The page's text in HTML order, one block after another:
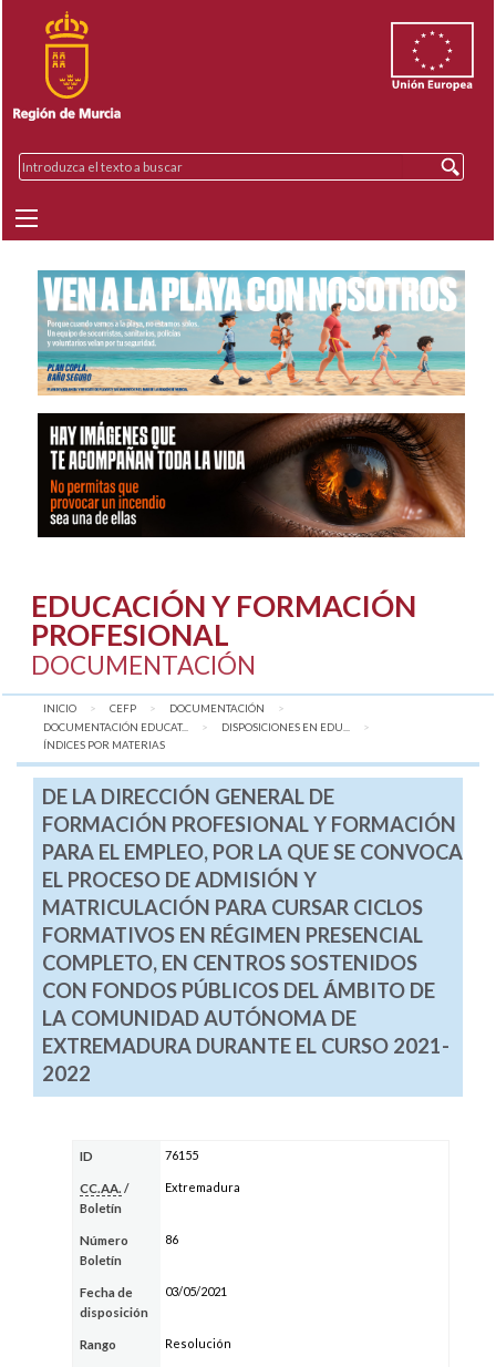
EDUCACIÓN Y FORMACIÓN
PROFESIONAL
DOCUMENTACIÓN
INICIO CEFP
DOCUMENTACIÓN
DOCUMENTACIÓN EDUCAT...
DISPOSICIONES EN EDU...
AQUÍ:
ÍNDICES POR MATERIAS
DE LA DIRECCIÓN GENERAL DE
FORMACIÓN PROFESIONAL Y FORMACIÓN
PARA EL EMPLEO, POR LA QUE SE CONVOCA
EL PROCESO DE ADMISIÓN Y
MATRICULACIÓN PARA CURSAR CICLOS
FORMATIVOS EN RÉGIMEN PRESENCIAL
COMPLETO, EN CENTROS SOSTENIDOS
CON FONDOS PÚBLICOS DEL ÁMBITO DE
LA COMUNIDAD AUTÓNOMA DE
EXTREMADURA DURANTE EL CURSO 2021-
2022
ID 76155
CC.AA. /
Boletín
Extremadura
Número
Boletín
86
Fecha de
disposición
03/05/2021
Rango Resolución